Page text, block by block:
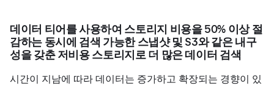
데이터 티어를 사용하여 스토리지 비용을 50% 이상 절
감하는 동시에 검색 가능한 스냅샷 및 S3와 같은 내구
성을 갖춘 저비용 스토리지로 더 많은 데이터 검색
시간이 지남에 따라 데이터는 증가하고 확장되는 경향이 있